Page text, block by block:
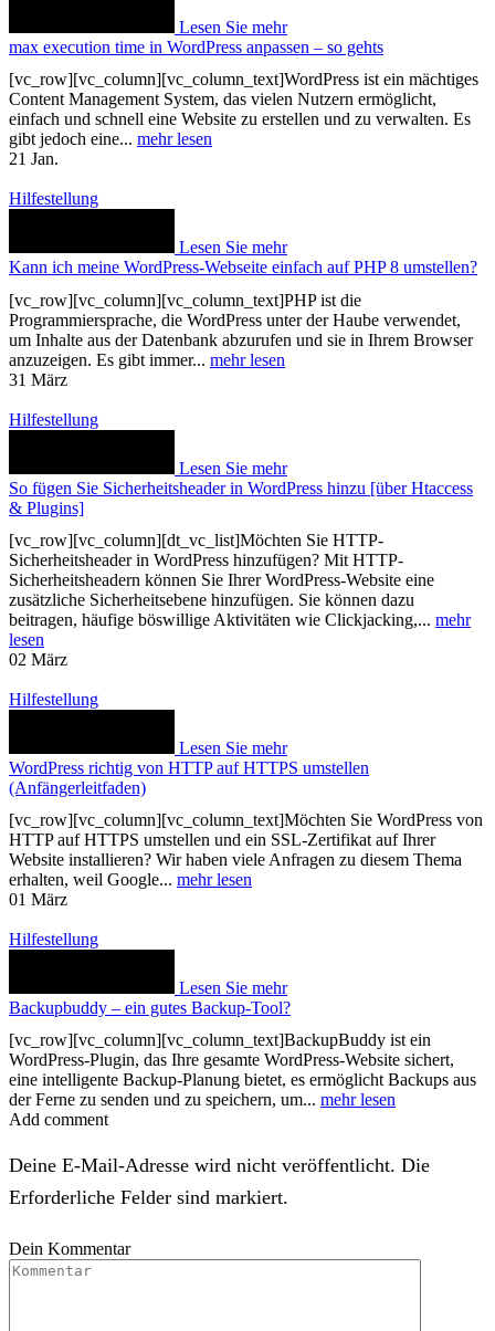
Lesen Sie mehr
max execution time in WordPress anpassen – so gehts
[vc_row][vc_column][vc_column_text]WordPress ist ein mächtiges
Content Management System, das vielen Nutzern ermöglicht,
einfach und schnell eine Website zu erstellen und zu verwalten. Es
gibt jedoch eine... mehr lesen
21 Jan.
Hilfestellung
Lesen Sie mehr
Kann ich meine WordPress-Webseite einfach auf PHP 8 umstellen?
[vc_row][vc_column][vc_column_text]PHP ist die
Programmiersprache, die WordPress unter der Haube verwendet,
um Inhalte aus der Datenbank abzurufen und sie in Ihrem Browser
anzuzeigen. Es gibt immer... mehr lesen
31 März
Hilfestellung
Lesen Sie mehr
So fügen Sie Sicherheitsheader in WordPress hinzu [über Htaccess
& Plugins]
[vc_row][vc_column][dt_vc_list]Möchten Sie HTTP-
Sicherheitsheader in WordPress hinzufügen? Mit HTTP-
Sicherheitsheadern können Sie Ihrer WordPress-Website eine
zusätzliche Sicherheitsebene hinzufügen. Sie können dazu
beitragen, häufige böswillige Aktivitäten wie Clickjacking,... mehr
lesen
02 März
Hilfestellung
Lesen Sie mehr
WordPress richtig von HTTP auf HTTPS umstellen
(Anfängerleitfaden)
[vc_row][vc_column][vc_column_text]Möchten Sie WordPress von
HTTP auf HTTPS umstellen und ein SSL-Zertifikat auf Ihrer
Website installieren? Wir haben viele Anfragen zu diesem Thema
erhalten, weil Google... mehr lesen
01 März
Hilfestellung
Lesen Sie mehr
Backupbuddy – ein gutes Backup-Tool?
[vc_row][vc_column][vc_column_text]BackupBuddy ist ein
WordPress-Plugin, das Ihre gesamte WordPress-Website sichert,
eine intelligente Backup-Planung bietet, es ermöglicht Backups aus
der Ferne zu senden und zu speichern, um... mehr lesen
Add comment
Deine E-Mail-Adresse wird nicht veröffentlicht. Die
Erforderliche Felder sind markiert.
Dein Kommentar